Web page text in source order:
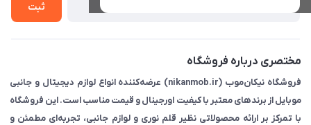
ثبت
مختصری درباره فروشگاه
فروشگاه نیکان‌موب (nikanmob.ir) عرضه‌کننده انواع لوازم دیجیتال و جانبی
موبایل از برندهای معتبر با کیفیت اورجینال و قیمت مناسب است. این فروشگاه
با تمرکز بر ارائه محصولاتی نظیر قلم نوری و لوازم جانبی، تجربه‌ای مطمئن و